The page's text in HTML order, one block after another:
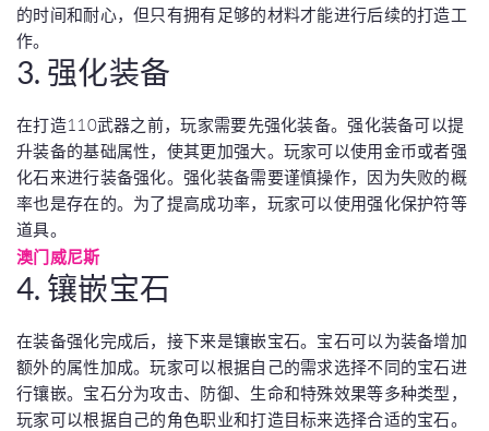
的时间和耐心，但只有拥有足够的材料才能进行后续的打造工
作。
3. 强化装备
在打造110武器之前，玩家需要先强化装备。强化装备可以提
升装备的基础属性，使其更加强大。玩家可以使用金币或者强
化石来进行装备强化。强化装备需要谨慎操作，因为失败的概
率也是存在的。为了提高成功率，玩家可以使用强化保护符等
道具。
澳门威尼斯
4. 镶嵌宝石
在装备强化完成后，接下来是镶嵌宝石。宝石可以为装备增加
额外的属性加成。玩家可以根据自己的需求选择不同的宝石进
行镶嵌。宝石分为攻击、防御、生命和特殊效果等多种类型，
玩家可以根据自己的角色职业和打造目标来选择合适的宝石。